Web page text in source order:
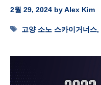
2월 29, 2024 byAlex Kim
Tags
고양 소노 스카이거너스,